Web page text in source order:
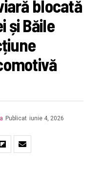
blocată
și Băile
Publicat iunie 4, 2026